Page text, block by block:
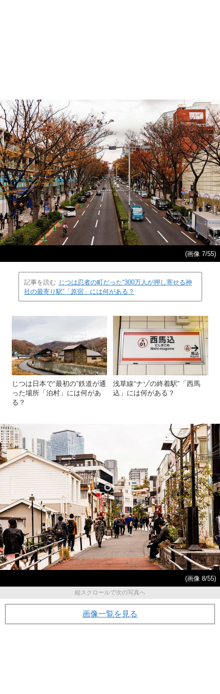
(画像 7/55)
記事を読む じつは忍者の町だった“300万人が押し寄せる神
社の最寄り駅”「原宿」には何がある？
じつは日本で“最初の”鉄道が通
った場所「泊村」には何があ
る？
浅草線“ナゾの終着駅”「西馬
込」には何がある？
(画像 8/55)
縦スクロールで次の写真へ
画像一覧を見る